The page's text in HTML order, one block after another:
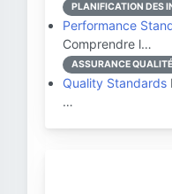
PLANIFICATION DES
Performance
Comprendre l…
ASSURANCE
Quality Standards
…